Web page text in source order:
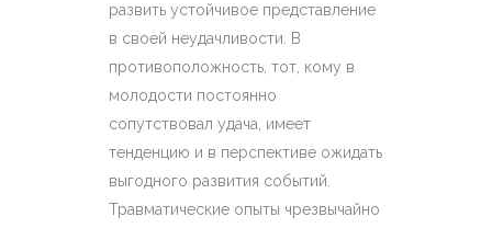
развить устойчивое представление
в своей неудачливости. В
противоположность, тот, кому в
молодости постоянно
сопутствовал удача, имеет
тенденцию и в перспективе ожидать
выгодного развития событий.
Травматические опыты чрезвычайно